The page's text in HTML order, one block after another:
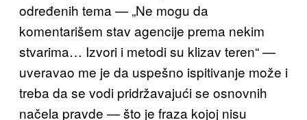
određenih tema — „Ne mogu da
komentarišem stav agencije prema nekim
stvarima… Izvori i metodi su klizav teren“ —
uveravao me je da uspešno ispitivanje može i
treba da se vodi pridržavajući se osnovnih
načela pravde — što je fraza kojoj nisu